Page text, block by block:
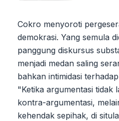
Cokro menyoroti
demokrasi. Yang semula
panggung diskursus
menjadi medan saling
bahkan intimidasi
"Ketika argumentasi tidak
kontra-argumentasi,
kehendak sepihak, di